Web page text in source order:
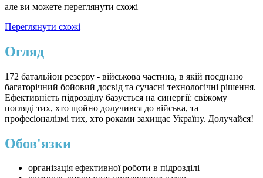
але ви можете переглянути схожі
Переглянути схожі
Огляд
172 батальйон резерву - військова частина, в якій поєднано
багаторічний бойовий досвід та сучасні технологічні рішення.
Ефективність підрозділу базується на синергії: свіжому
погляді тих, хто щойно долучився до війська, та
професіоналізмі тих, хто роками захищає Україну. Долучайся!
Обов'язки
організація ефективної роботи в підрозділі